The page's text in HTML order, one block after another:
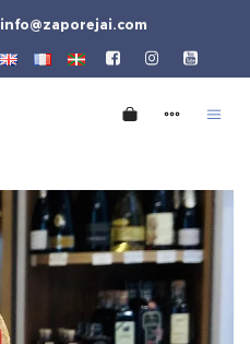
info@zaporejai.com